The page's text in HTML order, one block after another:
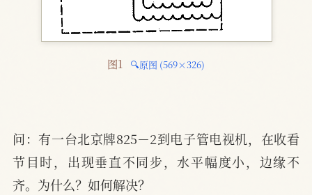
图1 🔍原图 (569×326)
问：有一台北京牌825－2到电子管电视机，在收看
节目时，出现垂直不同步，水平幅度小，边缘不
齐。为什么？如何解决？